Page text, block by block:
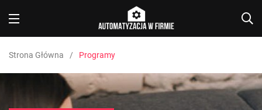
Strona Główna Programy